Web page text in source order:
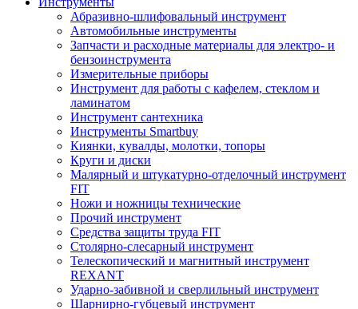
Абразивно-шлифовальный инструмент
Автомобильные инструменты
Запчасти и расходные материалы для электро- и
бензоинструмента
Измерительные приборы
Инструмент для работы с кафелем, стеклом и
ламинатом
Инструмент сантехника
Инструменты Smartbuy
Киянки, кувалды, молотки, топоры
Круги и диски
Малярный и штукатурно-отделочный инструмент
FIT
Ножи и ножницы технические
Прочий инструмент
Средства защиты труда FIT
Столярно-слесарный инструмент
Телескопический и магнитный инструмент
REXANT
Ударно-забивной и сверлильный инструмент
Шарнирно-губцевый инструмент